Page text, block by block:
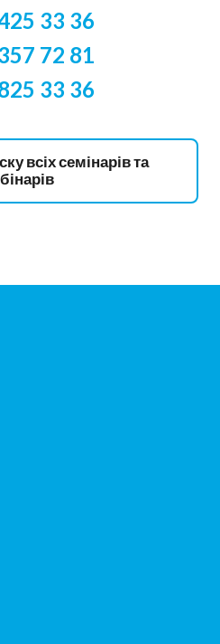
33 36
72 81
33 36
всіх семінарів та